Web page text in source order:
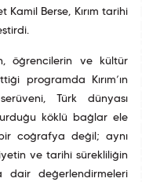
Kamil Berse, Kırım tarihi
öğrencilerin ve kültür
programda Kırım’ın
Türk dünyası
köklü bağlar ele
bir coğrafya değil; aynı
ve tarihî sürekliliğin
dair değerlendirmeleri